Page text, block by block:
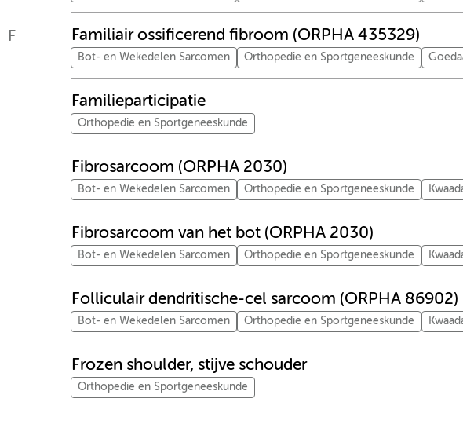
F Familiair ossificerend fibroom (ORPHA 435329)
Bot- en Wekedelen Sarcomen Orthopedie en Sportgeneeskunde
Familieparticipatie
Orthopedie en Sportgeneeskunde
Fibrosarcoom (ORPHA 2030)
Bot- en Wekedelen Sarcomen Orthopedie en Sportgeneeskunde
Fibrosarcoom van het bot (ORPHA 2030)
Bot- en Wekedelen Sarcomen Orthopedie en Sportgeneeskunde
Folliculair dendritische-cel sarcoom (ORPHA 86902)
Bot- en Wekedelen Sarcomen Orthopedie en Sportgeneeskunde
Frozen shoulder, stijve schouder
Orthopedie en Sportgeneeskunde